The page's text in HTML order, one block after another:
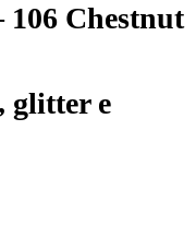
106 Chestnut
glitter e